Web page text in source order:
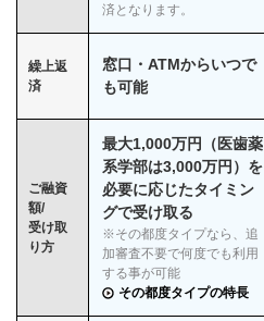
済となります。
繰上返
済
窓口・ATMからいつで
も可能
ご融資
額/
受け取
り方
最大1,000万円（医歯薬
系学部は3,000万円）を
必要に応じたタイミン
グで受け取る
※その都度タイプなら、追
加審査不要で何度でも利用
する事が可能
その都度タイプの特長